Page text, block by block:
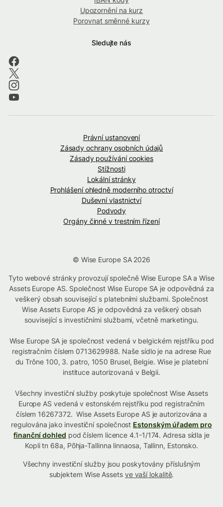
Upozornění na kurz
Porovnat směnné kurzy
Sledujte nás
Právní ustanovení
Zásady ochrany osobních údajů
Zásady používání cookies
Stížnosti
Lokální stránky
Prohlášení ohledně moderního otroctví
Duševní vlastnictví
Podvody
Orgány činné v trestním řízení
© Wise Europe SA 2026
Tyto webové stránky provozují společně Wise Europe SA a Wise
Assets Europe AS. Společnost Wise Europe SA je odpovědná za
veškerý obsah související s platebními službami. Společnost
Wise Assets Europe AS je odpovědná za veškerý obsah
související s investičními službami, včetně marketingu.
Wise Europe SA je společnost vedená v belgickém rejstříku pod
registračním číslem 0713629988. Naše sídlo je na adrese Rue
du Trône 100, 3. patro, 1050 Brusel, Belgie. Wise je platební
instituce autorizovaná v Belgii.
Všechny investiční služby poskytuje společnost Wise Assets
Europe AS vedená v estonském rejstříku pod registračním
číslem 16267372. Wise Assets Europe AS je autorizována a
regulována jako investiční společnost Estonským úřadem pro
finanční dohled pod číslem licence 4.1-1/174. Adresa sídla je
Kopli tn 68a, Põhja-Tallinna linnaosa, Tallinn, Estonsko.
Všechny investiční služby jsou poskytovány příslušným
subjektem Wise Assets ve vaší lokalitě.